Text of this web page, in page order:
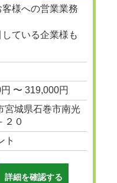
様への営業業務
ている企業様も
〜 319,000円
宮城県石巻市南光
２０
ト
詳細を確認する